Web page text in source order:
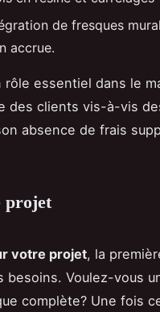
de fresques
accrue.
essentiel dans le
des clients vis-à-vis
absence de frais
projet
votre projet, la
Voulez-vous
complète? Une fois